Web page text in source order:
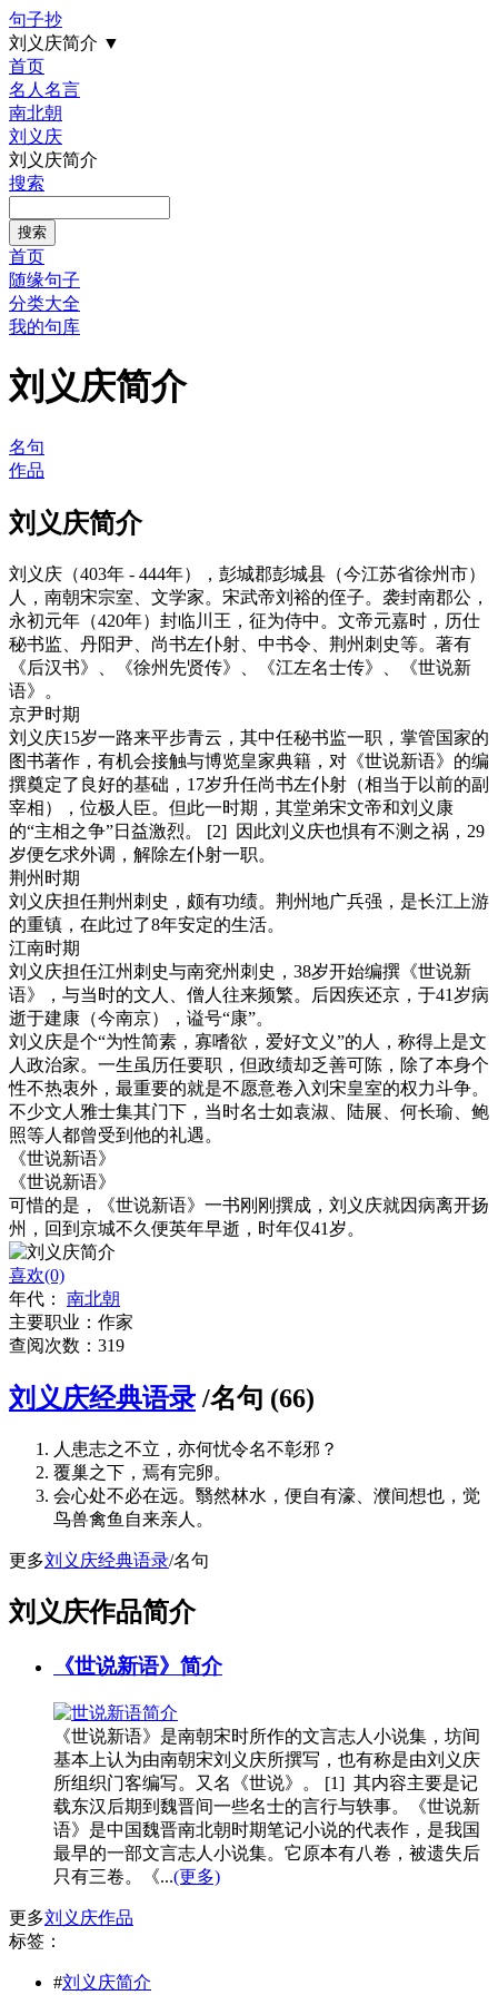
句子抄
刘义庆简介 ▼
首页
名人名言
南北朝
刘义庆
刘义庆简介
搜索
首页
随缘句子
分类大全
我的句库
刘义庆简介
名句
作品
刘义庆简介
刘义庆（403年 - 444年），彭城郡彭城县（今江苏省徐州市）
人，南朝宋宗室、文学家。宋武帝刘裕的侄子。袭封南郡公，
永初元年（420年）封临川王，征为侍中。文帝元嘉时，历仕
秘书监、丹阳尹、尚书左仆射、中书令、荆州刺史等。著有
《后汉书》、《徐州先贤传》、《江左名士传》、《世说新
语》。
京尹时期
刘义庆15岁一路来平步青云，其中任秘书监一职，掌管国家的
图书著作，有机会接触与博览皇家典籍，对《世说新语》的编
撰奠定了良好的基础，17岁升任尚书左仆射（相当于以前的副
宰相），位极人臣。但此一时期，其堂弟宋文帝和刘义康
的“主相之争”日益激烈。 [2] 因此刘义庆也惧有不测之祸，29
岁便乞求外调，解除左仆射一职。
荆州时期
刘义庆担任荆州刺史，颇有功绩。荆州地广兵强，是长江上游
的重镇，在此过了8年安定的生活。
江南时期
刘义庆担任江州刺史与南兖州刺史，38岁开始编撰《世说新
语》，与当时的文人、僧人往来频繁。后因疾还京，于41岁病
逝于建康（今南京），谥号“康”。
刘义庆是个“为性简素，寡嗜欲，爱好文义”的人，称得上是文
人政治家。一生虽历任要职，但政绩却乏善可陈，除了本身个
性不热衷外，最重要的就是不愿意卷入刘宋皇室的权力斗争。
不少文人雅士集其门下，当时名士如袁淑、陆展、何长瑜、鲍
照等人都曾受到他的礼遇。
《世说新语》
《世说新语》
可惜的是，《世说新语》一书刚刚撰成，刘义庆就因病离开扬
州，回到京城不久便英年早逝，时年仅41岁。
喜欢(0)
年代： 南北朝
主要职业：作家
查阅次数：319
刘义庆经典语录 /名句 (66)
人患志之不立，亦何忧令名不彰邪？
覆巢之下，焉有完卵。
会心处不必在远。翳然林水，便自有濠、濮间想也，觉
鸟兽禽鱼自来亲人。
更多刘义庆经典语录/名句
刘义庆作品简介
《世说新语》简介
《世说新语》是南朝宋时所作的文言志人小说集，坊间
基本上认为由南朝宋刘义庆所撰写，也有称是由刘义庆
所组织门客编写。又名《世说》。 [1] 其内容主要是记
载东汉后期到魏晋间一些名士的言行与轶事。《世说新
语》是中国魏晋南北朝时期笔记小说的代表作，是我国
最早的一部文言志人小说集。它原本有八卷，被遗失后
只有三卷。《...(更多)
更多刘义庆作品
标签：
#刘义庆简介